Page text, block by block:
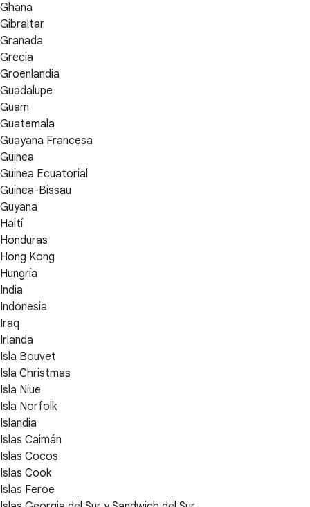
Ghana
Gibraltar
Granada
Grecia
Groenlandia
Guadalupe
Guam
Guatemala
Guayana Francesa
Guinea
Guinea Ecuatorial
Guinea-Bissau
Guyana
Haití
Honduras
Hong Kong
Hungría
India
Indonesia
Iraq
Irlanda
Isla Bouvet
Isla Christmas
Isla Niue
Isla Norfolk
Islandia
Islas Caimán
Islas Cocos
Islas Cook
Islas Feroe